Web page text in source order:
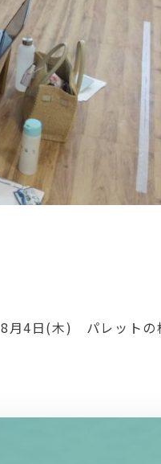
8月4日(木) パレットの